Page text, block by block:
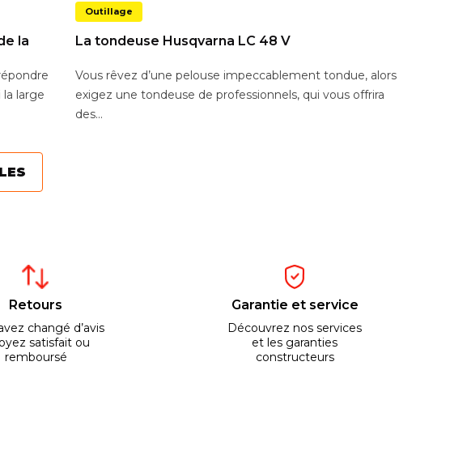
la
large
Outillage
La tondeuse Husqvarna LC 48 V
Vous rêvez d’une pelouse impeccablement tondue, alors
exigez une tondeuse de professionnels, qui vous offrira
des...
Retours
changé d’avis
satisfait ou
remboursé
Garantie et service
Découvrez nos services
et les garanties
constructeurs